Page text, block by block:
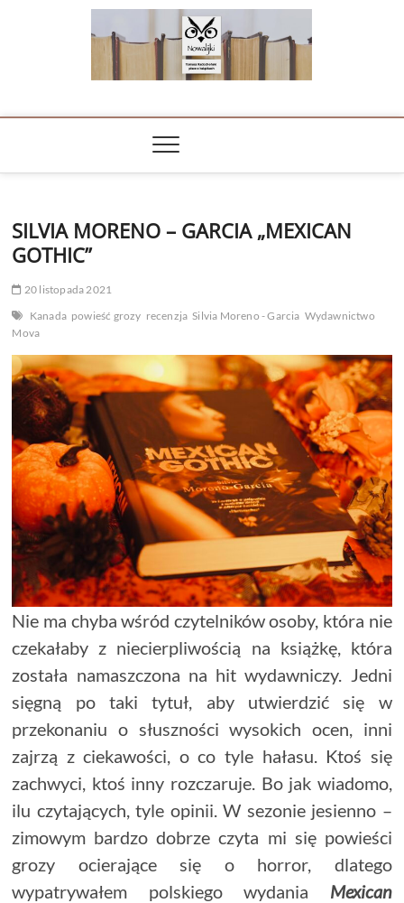
NOWALIJKI
SILVIA MORENO – GARCIA „MEXICAN
GOTHIC”
20 listopada 2021
Kanada powieść grozy recenzja Silvia Moreno - Garcia Wydawnictwo
Mova
Nie ma chyba wśród czytelników osoby, która nie
czekałaby z niecierpliwością na książkę, która
została namaszczona na hit wydawniczy. Jedni
sięgną po taki tytuł, aby utwierdzić się w
przekonaniu o słuszności wysokich ocen, inni
zajrzą z ciekawości, o co tyle hałasu. Ktoś się
zachwyci, ktoś inny rozczaruje. Bo jak wiadomo,
ilu czytających, tyle opinii. W sezonie jesienno –
zimowym bardzo dobrze czyta mi się powieści
grozy ocierające się o horror, dlatego
wypatrywałem polskiego wydania Mexican